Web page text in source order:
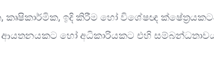
ඉදි කිරීම හෝ විශේෂඥ
හෝ අධිකාරියකට එහි